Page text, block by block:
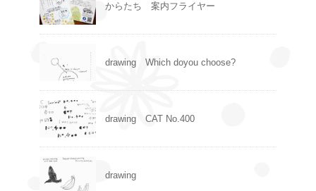
からたち 案内フライヤー
drawing Which doyou choose?
drawing CAT No.400
drawing